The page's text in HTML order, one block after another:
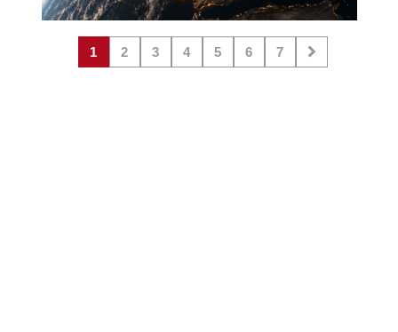
1 2 3 4 5 6 7